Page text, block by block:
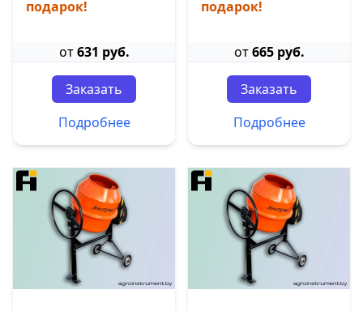
подарок!
от631 руб.
Заказать
Подробнее
подарок!
от665 руб.
Заказать
Подробнее